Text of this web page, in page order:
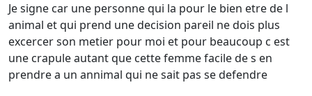
Je signe car une personne qui la pour le bien etre de l
animal et qui prend une decision pareil ne dois plus
excercer son metier pour moi et pour beaucoup c est
une crapule autant que cette femme facile de s en
prendre a un annimal qui ne sait pas se defendre